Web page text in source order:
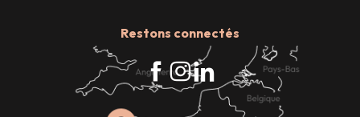
Restons connectés